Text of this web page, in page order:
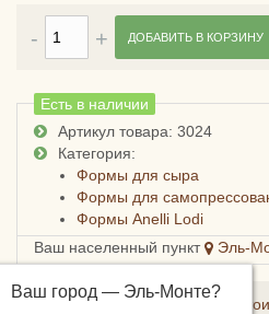
Есть в наличии
Артикул товара: 3024
Категория:
Формы для сыра
Формы для
Формы Anelli Lodi
Ваш населенный пункт
Эль-
Ваш город — Эль-Монте?
ДОБАВИТЬ В КОРЗИНУ
Сколько